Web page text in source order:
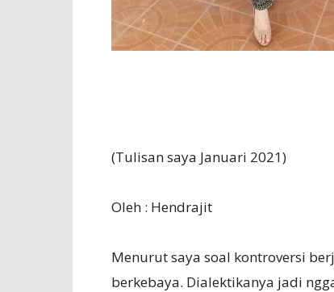
(Tulisan saya Januari 2021)
Oleh : Hendrajit
Menurut saya soal kontroversi
berkebaya. Dialektikanya jadi